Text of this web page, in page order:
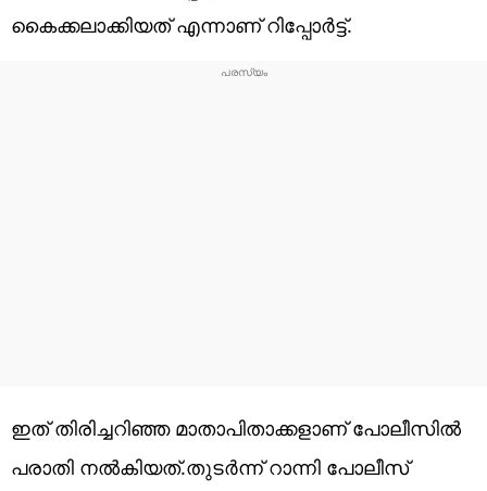
കൈക്കലാക്കിയത് എന്നാണ് റിപ്പോർട്ട്.
ഇത് തിരിച്ചറിഞ്ഞ മാതാപിതാക്കളാണ് പോലീസിൽ
പരാതി നൽകിയത്.തുടർന്ന് റാന്നി പോലീസ്